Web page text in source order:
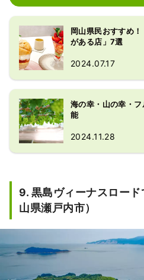
岡山県民おすすめ
がある店」7選
2024.07.17
海の幸・山の幸・
能
2024.11.28
9. 黒島ヴィーナスロー
山県瀬戸内市）